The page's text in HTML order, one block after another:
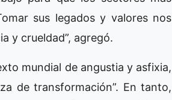
sus legados y valores nos
y crueldad”, agregó.
mundial de angustia y asfixia,
de transformación”. En tanto,